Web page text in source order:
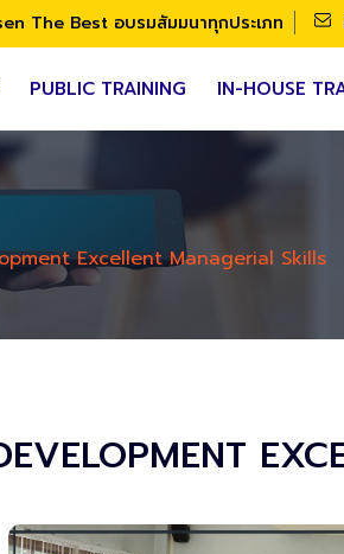
The Best อบรมสัมมนาทุกประเภท
PUBLIC TRAINING IN-HOUSE
Excellent Managerial Skills